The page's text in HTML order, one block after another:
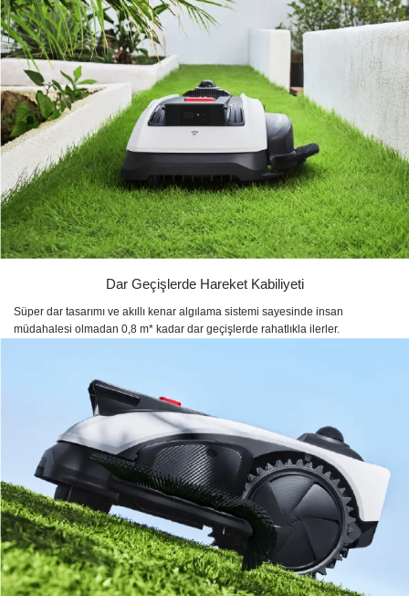
Dar Geçişlerde Hareket Kabiliyeti
Süper dar tasarımı ve akıllı kenar algılama sistemi sayesinde insan
müdahalesi olmadan 0,8 m* kadar dar geçişlerde rahatlıkla ilerler.